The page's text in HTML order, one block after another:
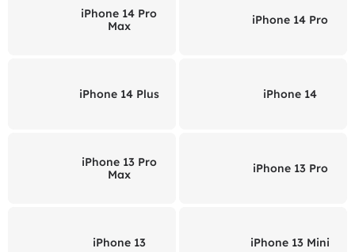
iPhone 14 Pro
Max
iPhone 14 Pro
iPhone 14 Plus iPhone 14
iPhone 13 Pro
Max
iPhone 13 Pro
iPhone 13 iPhone 13 Mini